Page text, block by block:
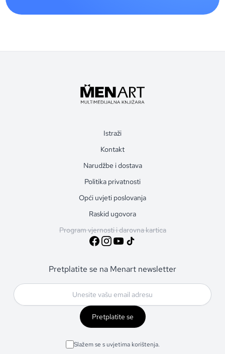
Istraži
Kontakt
Narudžbe i dostava
Politika privatnosti
Opći uvjeti poslovanja
Raskid ugovora
Program vjernosti i darovna kartica
Pretplatite se na Menart newsletter
Pretplatite se
Slažem se s uvjetima korištenja.